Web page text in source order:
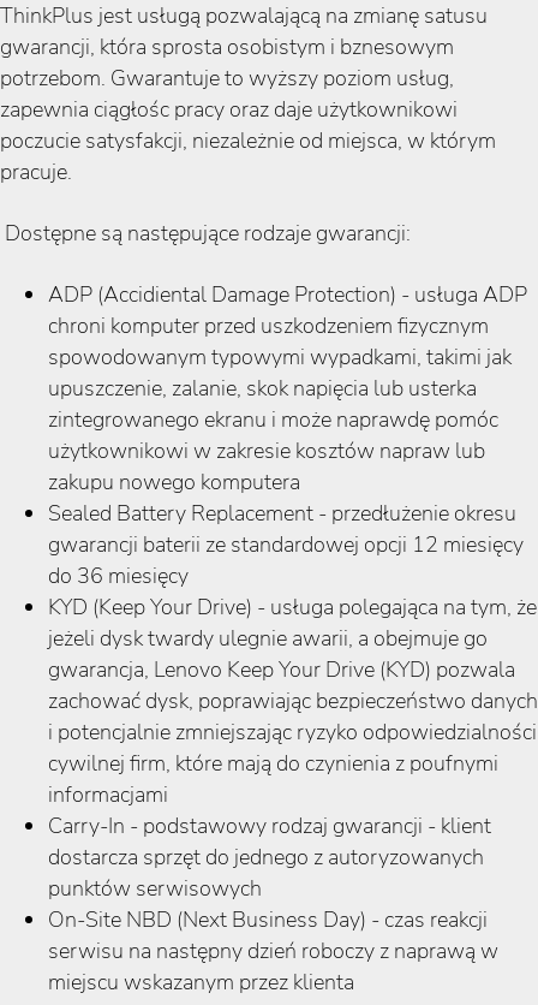
ThinkPlus jest usługą pozwalającą na zmianę satusu
gwarancji, która sprosta osobistym i bznesowym
potrzebom. Gwarantuje to wyższy poziom usług,
zapewnia ciągłośc pracy oraz daje użytkownikowi
poczucie satysfakcji, niezależnie od miejsca, w którym
pracuje.
Dostępne są następujące rodzaje gwarancji:
ADP (Accidiental Damage Protection) - usługa ADP
chroni komputer przed uszkodzeniem fizycznym
spowodowanym typowymi wypadkami, takimi jak
upuszczenie, zalanie, skok napięcia lub usterka
zintegrowanego ekranu i może naprawdę pomóc
użytkownikowi w zakresie kosztów napraw lub
zakupu nowego komputera
Sealed Battery Replacement - przedłużenie okresu
gwarancji baterii ze standardowej opcji 12 miesięcy
do 36 miesięcy
KYD (Keep Your Drive) - usługa polegająca na tym, że
jeżeli dysk twardy ulegnie awarii, a obejmuje go
gwarancja, Lenovo Keep Your Drive (KYD) pozwala
zachować dysk, poprawiając bezpieczeństwo danych
i potencjalnie zmniejszając ryzyko odpowiedzialności
cywilnej firm, które mają do czynienia z poufnymi
informacjami
Carry-In - podstawowy rodzaj gwarancji - klient
dostarcza sprzęt do jednego z autoryzowanych
punktów serwisowych
On-Site NBD (Next Business Day) - czas reakcji
serwisu na następny dzień roboczy z naprawą w
miejscu wskazanym przez klienta